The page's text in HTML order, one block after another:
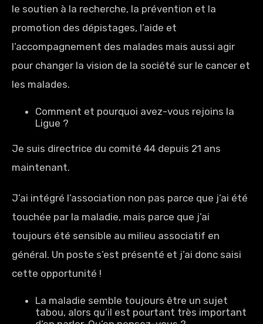
le soutien à la recherche, la prévention et la
promotion des dépistages, l’aide et
l’accompagnement des malades mais aussi agir
pour changer la vision de la société sur le cancer et
les malades.
Comment et pourquoi avez-vous rejoins la
Ligue ?
Je suis directrice du comité 44 depuis 21 ans
maintenant.
J’ai intégré l’association non pas parce que j’ai été
touchée par la maladie, mais parce que j’ai
toujours été sensible au milieu associatif en
général. Un poste s’est présenté et j’ai donc saisi
cette opportunité !
La maladie semble toujours être un sujet
tabou, alors qu’il est pourtant très important